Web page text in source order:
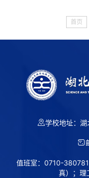
首页
学校地址：
值班室：0710-
真）；